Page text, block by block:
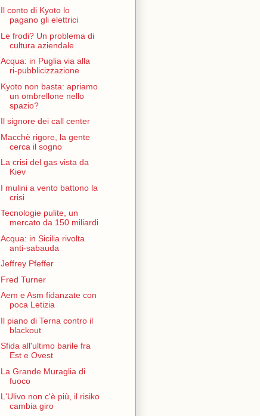
Il conto di Kyoto lo
pagano gli elettrici
Le frodi? Un problema di
cultura aziendale
Acqua: in Puglia via alla
ri-pubblicizzazione
Kyoto non basta: apriamo
un ombrellone nello
spazio?
Il signore dei call center
Macchè rigore, la gente
cerca il sogno
La crisi del gas vista da
Kiev
I mulini a vento battono la
crisi
Tecnologie pulite, un
mercato da 150 miliardi
Acqua: in Sicilia rivolta
anti-sabauda
Jeffrey Pfeffer
Fred Turner
Aem e Asm fidanzate con
poca Letizia
Il piano di Terna contro il
blackout
Sfida all'ultimo barile fra
Est e Ovest
La Grande Muraglia di
fuoco
L'Ulivo non c'è più, il risiko
cambia giro